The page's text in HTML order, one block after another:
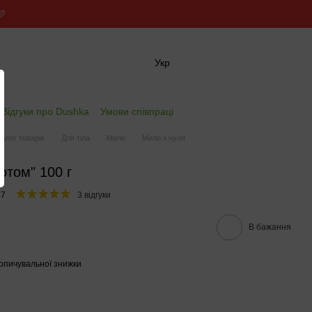
Укр
Відгуки про Dushka Умови співпраці
товарів Для тіла Мило
Мило з нуля
100 г
3 відгуки
В бажання
знижки